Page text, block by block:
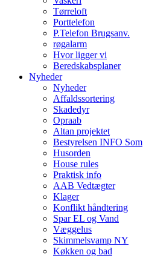
Tørreloft
Porttelefon
P.Telefon Brugsanv.
røgalarm
Hvor ligger vi
Beredskabsplaner
Nyheder
Nyheder
Affaldssortering
Skadedyr
Opraab
Altan projektet
Bestyrelsen INFO Som
Husorden
House rules
Praktisk info
AAB Vedtægter
Klager
Konflikt håndtering
Spar EL og Vand
Væggelus
Skimmelsvamp NY
Køkken og bad